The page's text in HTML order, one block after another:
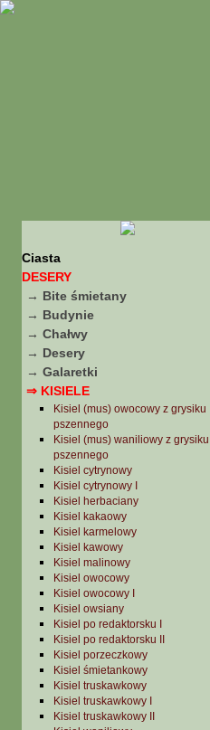
Ciasta
DESERY
→ Bite śmietany
→ Budynie
→ Chałwy
→ Desery
→ Galaretki
⇒ KISIELE
Kisiel (mus) owocowy z grysiku
pszennego
Kisiel (mus) waniliowy z grysiku
pszennego
Kisiel cytrynowy
Kisiel cytrynowy I
Kisiel herbaciany
Kisiel kakaowy
Kisiel karmelowy
Kisiel kawowy
Kisiel malinowy
Kisiel owocowy
Kisiel owocowy I
Kisiel owsiany
Kisiel po redaktorsku I
Kisiel po redaktorsku II
Kisiel porzeczkowy
Kisiel śmietankowy
Kisiel truskawkowy
Kisiel truskawkowy I
Kisiel truskawkowy II